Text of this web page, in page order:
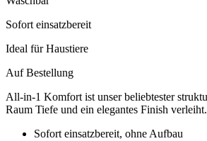
Sofort einsatzbereit
Ideal für Haustiere
Auf Bestellung
All-in-1 Komfort ist unser beliebtester
Raum Tiefe und ein elegantes Finish verleiht.
Sofort einsatzbereit, ohne Aufbau